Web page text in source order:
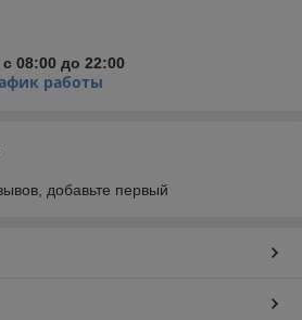
08:00 до 22:00
работы
добавьте первый